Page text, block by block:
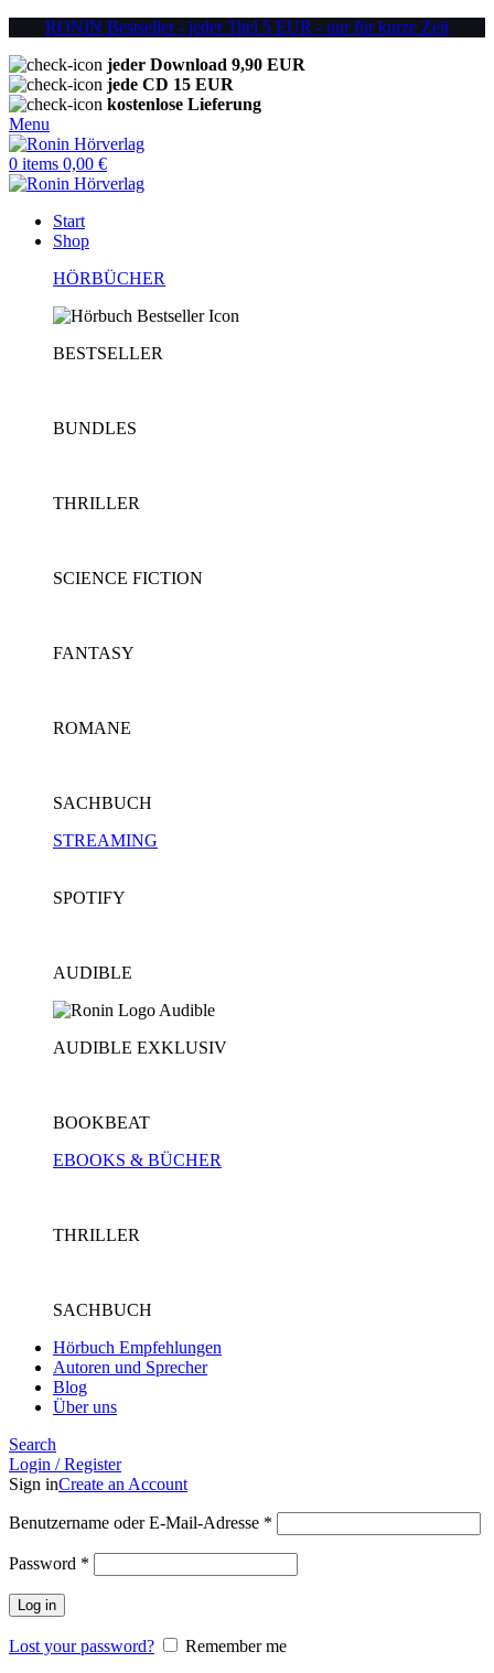
RONIN Bestseller - jeder Titel 5 EUR - nur für kurze Zeit
jeder Download 9,90 EUR
jede CD 15 EUR
kostenlose Lieferung
Menu
0 items 0,00 €
Start
Shop
HÖRBÜCHER
BESTSELLER
BUNDLES
THRILLER
SCIENCE FICTION
FANTASY
ROMANE
SACHBUCH
STREAMING
SPOTIFY
AUDIBLE
AUDIBLE EXKLUSIV
BOOKBEAT
EBOOKS & BÜCHER
THRILLER
SACHBUCH
Hörbuch Empfehlungen
Autoren und Sprecher
Blog
Über uns
Search
Login / Register
Sign inCreate an Account
Benutzername oder E-Mail-Adresse *
Password *
Log in
Lost your password?
Remember me